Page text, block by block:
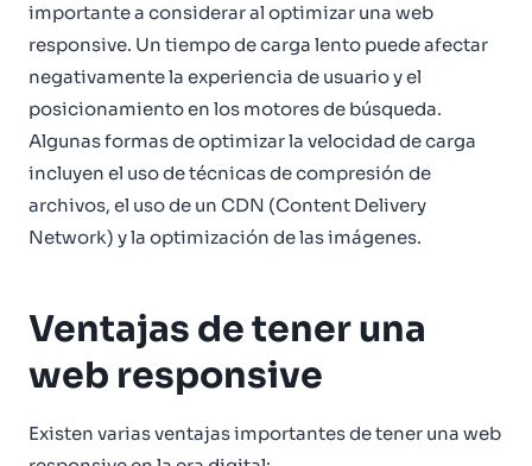
importante a considerar al optimizar una web
responsive. Un tiempo de carga lento puede afectar
negativamente la experiencia de usuario y el
posicionamiento en los motores de búsqueda.
Algunas formas de optimizar la velocidad de carga
incluyen el uso de técnicas de compresión de
archivos, el uso de un CDN (Content Delivery
Network) y la optimización de las imágenes.
Ventajas de tener una
web responsive
Existen varias ventajas importantes de tener una web